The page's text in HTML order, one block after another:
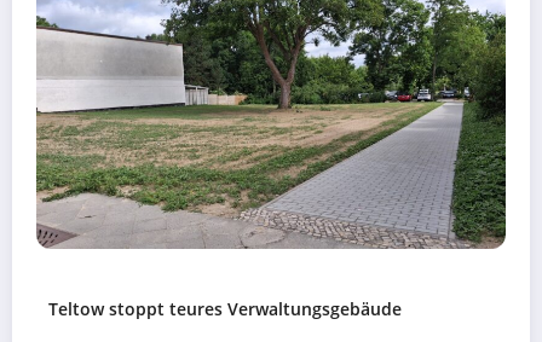
Teltow stoppt teures Verwaltungsgebäude